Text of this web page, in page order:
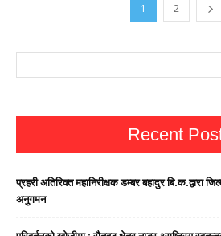
1 2
Recent
प्रहरी अतिरिक्त महानिरीक्षक डम्बर बहादुर बि.क.द्वारा
अनुगमन